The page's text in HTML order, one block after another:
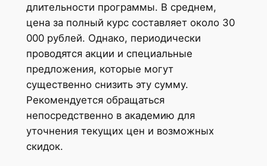
длительности программы. В среднем,
цена за полный курс составляет около 30
000 рублей. Однако, периодически
проводятся акции и специальные
предложения, которые могут
существенно снизить эту сумму.
Рекомендуется обращаться
непосредственно в академию для
уточнения текущих цен и возможных
скидок.